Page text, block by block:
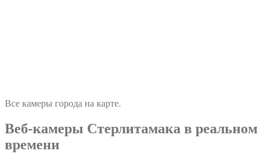
Все камеры города на карте.
Веб-камеры Стерлитамака в реальном
времени